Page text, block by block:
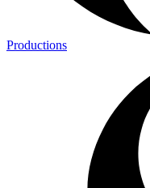
Productions